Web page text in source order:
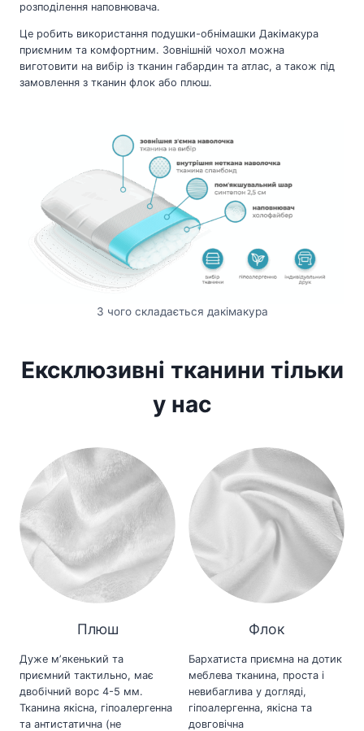
розподілення наповнювача.
Це робить використання подушки-обнімашки Дакімакура
приємним та комфортним. Зовнішній чохол можна
виготовити на вибір із тканин габардин та атлас, а також під
замовлення з тканин флок або плюш.
З чого складається дакімакура
Ексклюзивні тканини тільки
у нас
Плюш
Дуже мʼякенький та
приємний тактильно, має
двобічний ворс 4-5 мм.
Тканина якісна, гіпоалергенна
та антистатична (не
Флок
Бархатиста приємна на дотик
меблева тканина, проста і
невибаглива у догляді,
гіпоалергенна, якісна та
довговічна